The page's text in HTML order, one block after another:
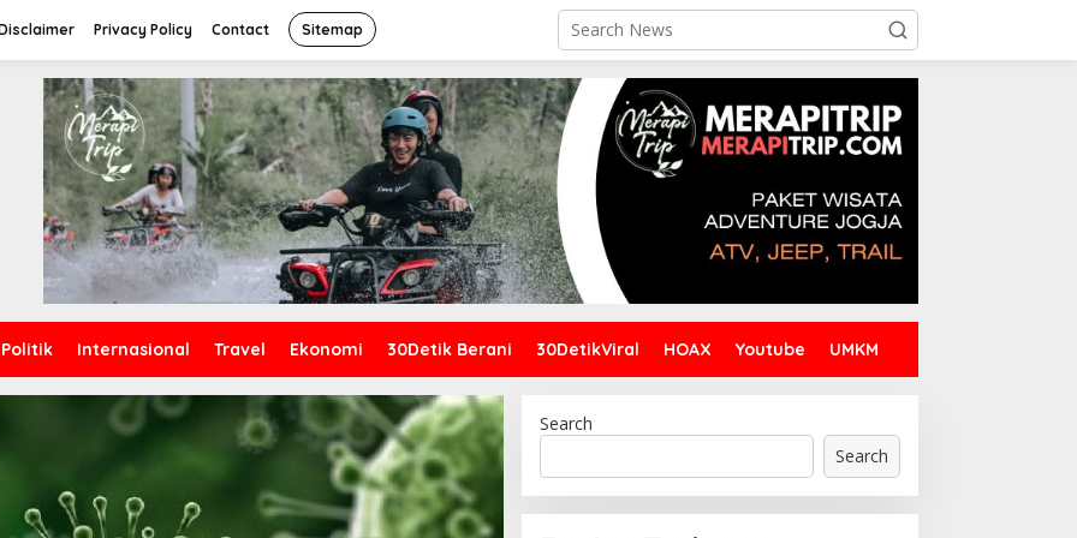
Privacy Policy Contact Sitemap
Politik Internasional Travel Ekonomi 30Detik Berani 30DetikViral HOAX Youtube UMKM
Search
Search